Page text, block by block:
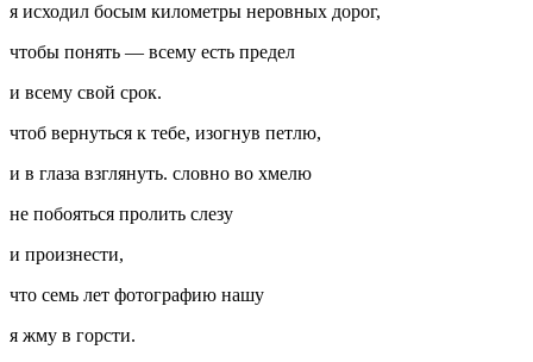
я исходил босым километры неровных дорог,
чтобы понять — всему есть предел
и всему свой срок.
чтоб вернуться к тебе, изогнув петлю,
и в глаза взглянуть. словно во хмелю
не побояться пролить слезу
и произнести,
что семь лет фотографию нашу
я жму в горсти.